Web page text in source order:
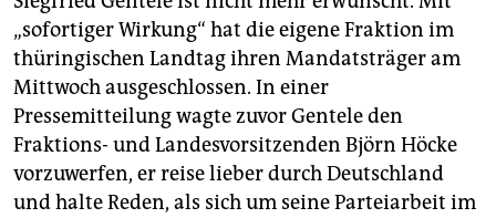
abo
genossenschaft
epaper login
„sofortiger Wirkung“ hat die eigene Fraktion im
thüringischen Landtag ihren Mandatsträger am
Mittwoch ausgeschlossen. In einer
Pressemitteilung wagte zuvor Gentele den
Fraktions- und Landesvorsitzenden Björn Höcke
vorzuwerfen, er reise lieber durch Deutschland
und halte Reden, als sich um seine Parteiarbeit im